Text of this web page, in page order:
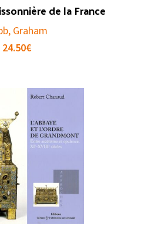
de la France
Graham
24.50€